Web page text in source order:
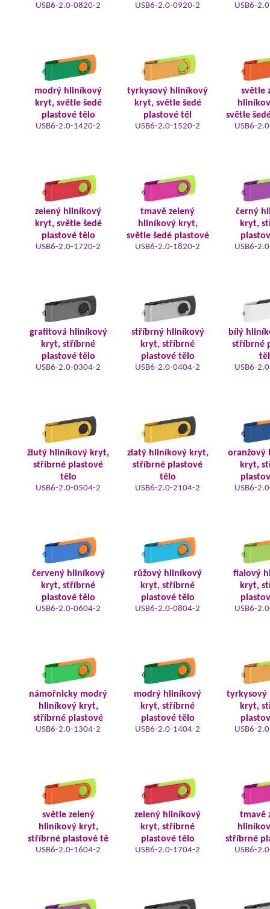
USB6-2.0-0820-2 USB6-2.0-0920-2 USB6-
modrý hliníkový
kryt, světle šedé
plastové tělo
USB6-2.0-1420-2
tyrkysový hliníkový
kryt, světle šedé
plastové těl
USB6-2.0-1520-2
světle
světle
USB6-
zelený hliníkový
kryt, světle šedé
plastové tělo
USB6-2.0-1720-2
tmavě zelený
hliníkový kryt,
světle šedé plastové
USB6-2.0-1820-2
černý
kryt,
USB6-
grafitová hliníkový
kryt, stříbrné
plastové tělo
USB6-2.0-0304-2
stříbrný hliníkový
kryt, stříbrné
plastové tělo
USB6-2.0-0404-2
bílý
stříbrné
USB6-
žlutý hliníkový kryt,
stříbrné plastové
tělo
USB6-2.0-0504-2
zlatý hliníkový kryt,
stříbrné plastové
tělo
USB6-2.0-2104-2
oranžový
kryt,
USB6-
červený hliníkový
kryt, stříbrné
plastové tělo
USB6-2.0-0604-2
růžový hliníkový
kryt, stříbrné
plastové tělo
USB6-2.0-0804-2
fialový
kryt,
USB6-
námořnicky modrý
hliníkový kryt,
stříbrné plastové
USB6-2.0-1304-2
modrý hliníkový
kryt, stříbrné
plastové tělo
USB6-2.0-1404-2
tyrkysový
kryt,
USB6-
světle zelený
hliníkový kryt,
stříbrné plastové tě
USB6-2.0-1604-2
zelený hliníkový
kryt, stříbrné
plastové tělo
USB6-2.0-1704-2
tmavě
stříbrné
USB6-